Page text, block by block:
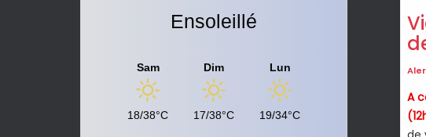
Ensoleillé
Sam
18/38°C
Dim
17/38°C
Lun
19/34°C